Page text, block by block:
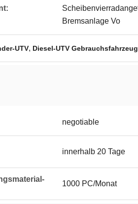
Bremsanlage Vo
UTV, Diesel-UTV
negotiable
innerhalb 20 Tage
1000 PC/Monat